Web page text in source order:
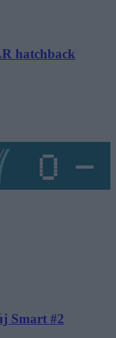
hatchback
Smart #2